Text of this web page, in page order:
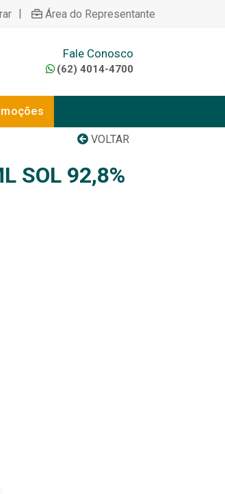
| Área do Representante
Fale Conosco
(62) 4014-4700
VOLTAR
SOL 92,8%